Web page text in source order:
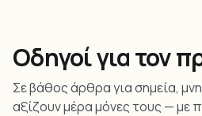
Οδηγοί για τον
Σε βάθος άρθρα για σημεία,
αξίζουν μέρα μόνες τους — με